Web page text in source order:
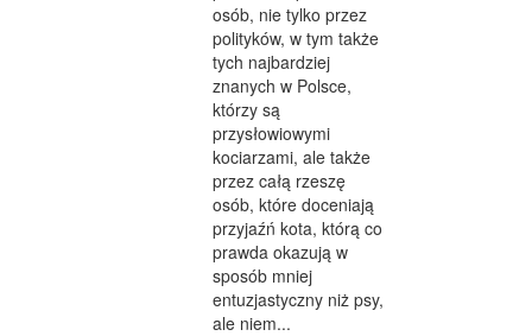
osób, nie tylko przez
polityków, w tym także
tych najbardziej
znanych w Polsce,
którzy są
przysłowiowymi
kociarzami, ale także
przez całą rzeszę
osób, które doceniają
przyjaźń kota, którą co
prawda okazują w
sposób mniej
entuzjastyczny niż psy,
ale niem...